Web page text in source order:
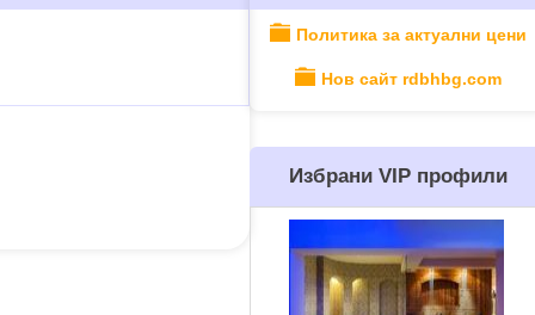
Политика за актуални цени
Нов сайт rdbhbg.com
Избрани VIP профили